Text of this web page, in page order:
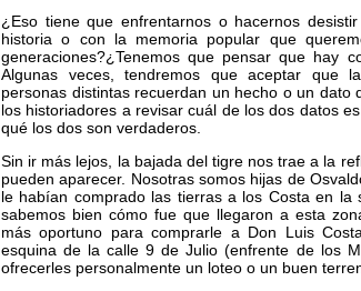
¿Eso tiene que enfrentarnos o hacernos
historia o con la memoria popular que
generaciones?¿Tenemos que pensar que hay
Algunas veces, tendremos que aceptar que
personas distintas recuerdan un hecho o un dato
los historiadores a revisar cuál de los dos datos
qué los dos son verdaderos.
Sin ir más lejos, la bajada del tigre nos trae a la
pueden aparecer. Nosotras somos hijas de
le habían comprado las tierras a los Costa en la
sabemos bien cómo fue que llegaron a esta
más oportuno para comprarle a Don Luis
esquina de la calle 9 de Julio (enfrente de los
ofrecerles personalmente un loteo o un buen